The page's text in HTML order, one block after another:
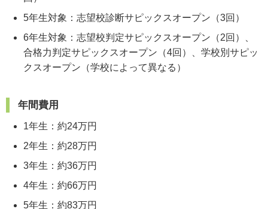
5年生対象：志望校診断サピックスオープン（3回）
6年生対象：志望校判定サピックスオープン（2回）、
合格力判定サピックスオープン（4回）、学校別サピッ
クスオープン（学校によって異なる）
年間費用
1年生：約24万円
2年生：約28万円
3年生：約36万円
4年生：約66万円
5年生：約83万円